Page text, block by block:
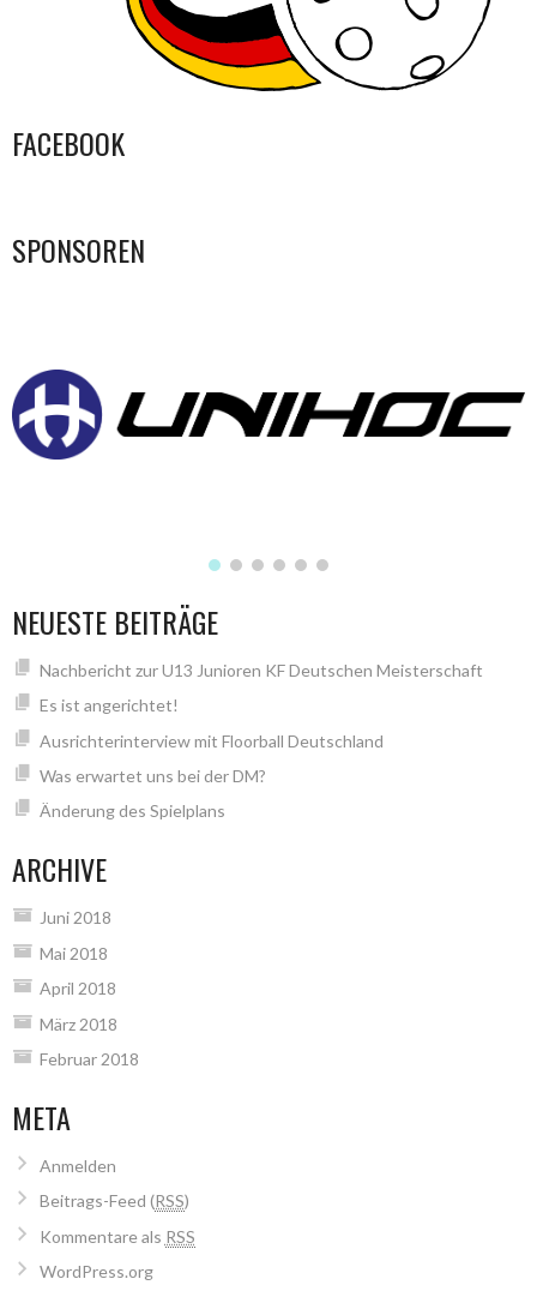
FACEBOOK
SPONSOREN
NEUESTE BEITRÄGE
Nachbericht zur U13 Junioren KF Deutschen Meisterschaft
Es ist angerichtet!
Ausrichterinterview mit Floorball Deutschland
Was erwartet uns bei der DM?
Änderung des Spielplans
ARCHIVE
Juni 2018
Mai 2018
April 2018
März 2018
Februar 2018
META
Anmelden
Beitrags-Feed (RSS)
Kommentare als RSS
WordPress.org